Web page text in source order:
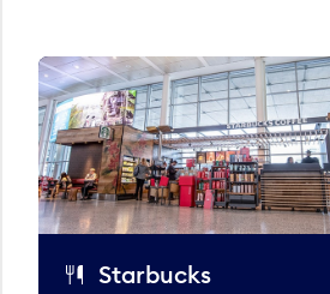
Starbucks